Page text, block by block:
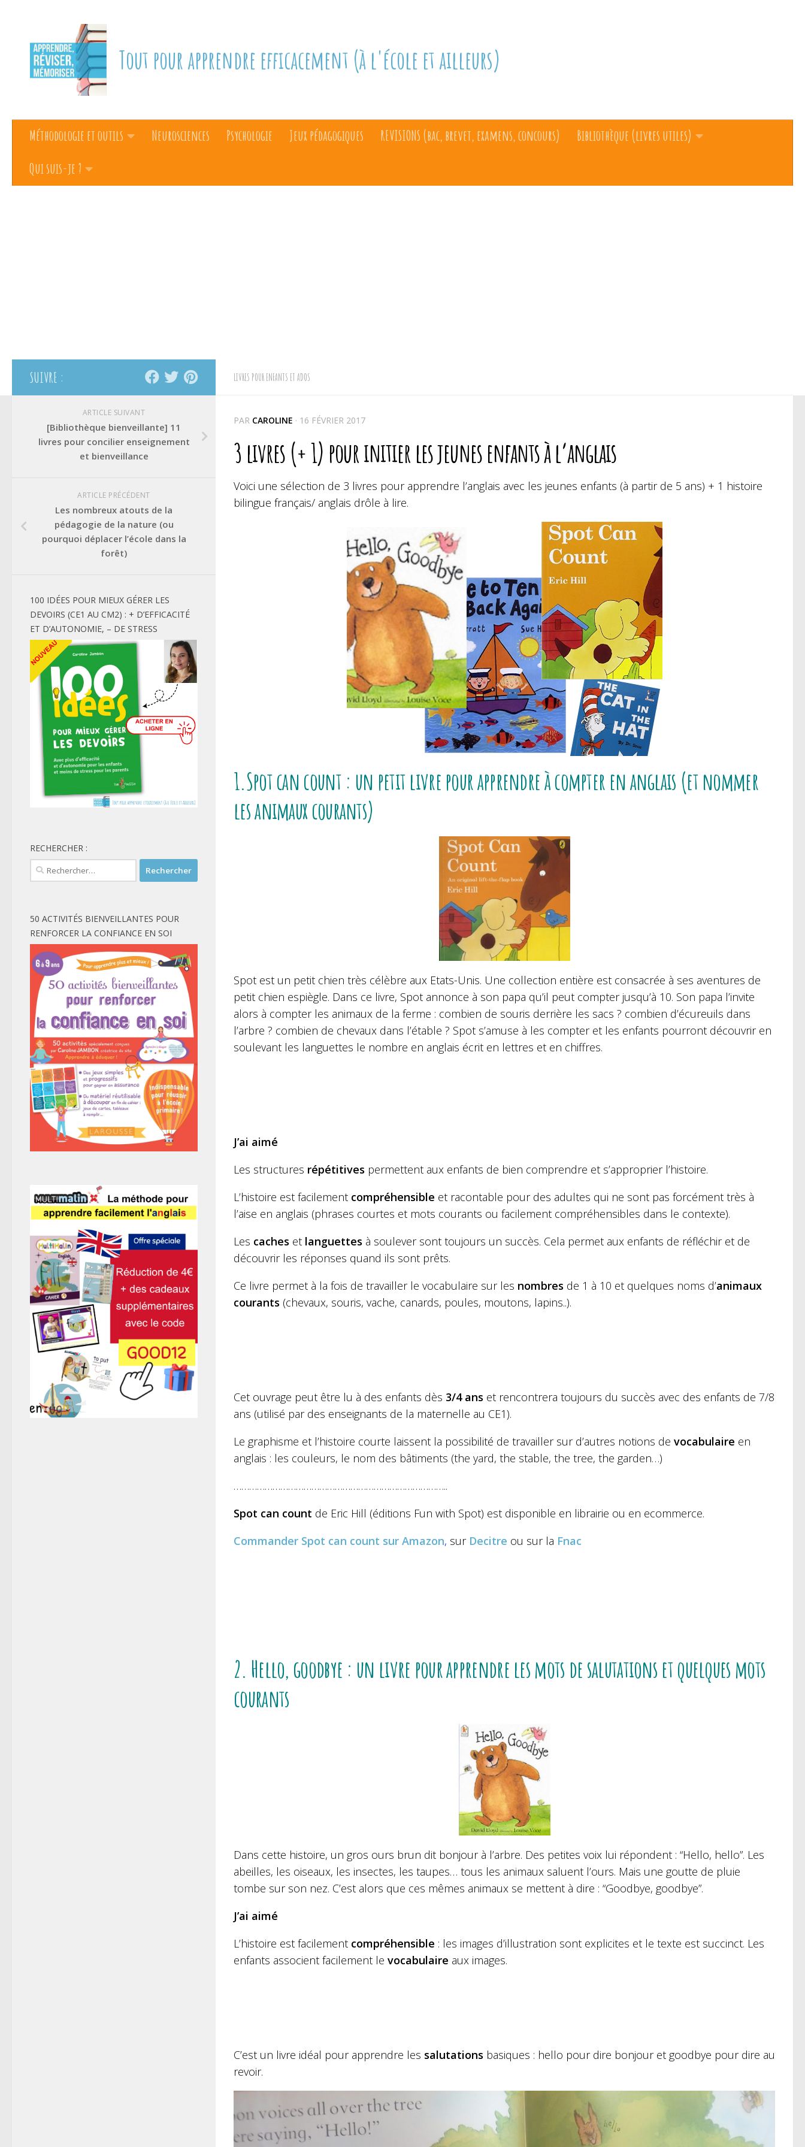
Tout pour apprendre efficacement (à l'école et ailleurs)
Méthodologie et outils Neurosciences Psychologie Jeux pédagogiques REVISIONS (bac, brevet, examens, concours)
Bibliothèque (livres utiles)
Qui suis-je ?
LIVRES POUR ENFANTS ET ADOS
PAR CAROLINE · 16 FÉVRIER 2017
3 livres (+ 1) pour initier les jeunes enfants à l’anglais
Voici une sélection de 3 livres pour apprendre l’anglais avec les jeunes enfants (à partir de 5 ans) + 1 histoire
bilingue français/ anglais drôle à lire.
1.Spot can count : un petit livre pour apprendre à compter en anglais (et nommer
les animaux courants)
Spot est un petit chien très célèbre aux Etats-Unis. Une collection entière est consacrée à ses aventures de
petit chien espiègle. Dans ce livre, Spot annonce à son papa qu’il peut compter jusqu’à 10. Son papa l’invite
alors à compter les animaux de la ferme : combien de souris derrière les sacs ? combien d’écureuils dans
l’arbre ? combien de chevaux dans l’étable ? Spot s’amuse à les compter et les enfants pourront découvrir en
soulevant les languettes le nombre en anglais écrit en lettres et en chiffres.
J’ai aimé
Les structures répétitives permettent aux enfants de bien comprendre et s’approprier l’histoire.
L’histoire est facilement compréhensible et racontable pour des adultes qui ne sont pas forcément très à
l’aise en anglais (phrases courtes et mots courants ou facilement compréhensibles dans le contexte).
Les caches et languettes à soulever sont toujours un succès. Cela permet aux enfants de réfléchir et de
découvrir les réponses quand ils sont prêts.
Ce livre permet à la fois de travailler le vocabulaire sur les nombres de 1 à 10 et quelques noms d’animaux
courants (chevaux, souris, vache, canards, poules, moutons, lapins..).
Cet ouvrage peut être lu à des enfants dès 3/4 ans et rencontrera toujours du succès avec des enfants de 7/8
ans (utilisé par des enseignants de la maternelle au CE1).
Le graphisme et l’histoire courte laissent la possibilité de travailler sur d’autres notions de vocabulaire en
anglais : les couleurs, le nom des bâtiments (the yard, the stable, the tree, the garden…)
………………………………………………………………………..
Spot can count de Eric Hill (éditions Fun with Spot) est disponible en librairie ou en ecommerce.
Commander Spot can count sur Amazon, sur Decitre ou sur la Fnac
2. Hello, goodbye : un livre pour apprendre les mots de salutations et quelques mots
courants
Dans cette histoire, un gros ours brun dit bonjour à l’arbre. Des petites voix lui répondent : “Hello, hello”. Les
abeilles, les oiseaux, les insectes, les taupes… tous les animaux saluent l’ours. Mais une goutte de pluie
tombe sur son nez. C’est alors que ces mêmes animaux se mettent à dire : “Goodbye, goodbye”.
J’ai aimé
L’histoire est facilement compréhensible : les images d’illustration sont explicites et le texte est succinct. Les
enfants associent facilement le vocabulaire aux images.
C’est un livre idéal pour apprendre les salutations basiques : hello pour dire bonjour et goodbye pour dire au
revoir.
SUIVRE :
ARTICLE SUIVANT
[Bibliothèque bienveillante] 11
livres pour concilier enseignement
et bienveillance
ARTICLE PRÉCÉDENT
Les nombreux atouts de la
pédagogie de la nature (ou
pourquoi déplacer l’école dans la
forêt)
100 IDÉES POUR MIEUX GÉRER LES
DEVOIRS (CE1 AU CM2) : + D’EFFICACITÉ
ET D’AUTONOMIE, – DE STRESS
RECHERCHER :
Rechercher :
50 ACTIVITÉS BIENVEILLANTES POUR
RENFORCER LA CONFIANCE EN SOI